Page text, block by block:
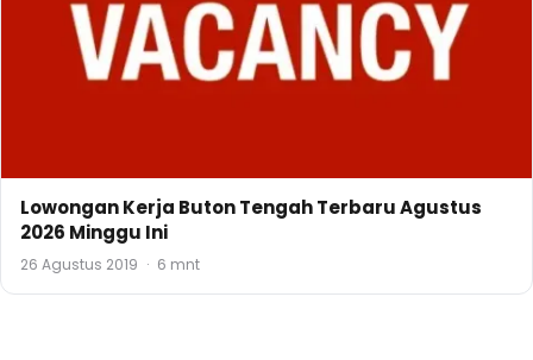
Lowongan Kerja Buton Tengah Terbaru Agustus
2026 Minggu Ini
26 Agustus 2019 · 6 mnt